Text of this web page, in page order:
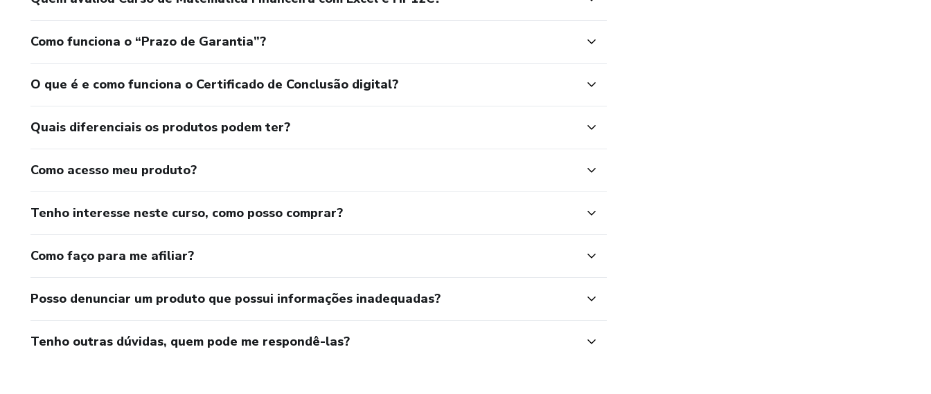
Como funciona o “Prazo de Garantia”?
O que é e como funciona o Certificado de Conclusão digital?
Quais diferenciais os produtos podem ter?
Como acesso meu produto?
Tenho interesse neste curso, como posso comprar?
Como faço para me afiliar?
Posso denunciar um produto que possui informações inadequadas?
Tenho outras dúvidas, quem pode me respondê-las?